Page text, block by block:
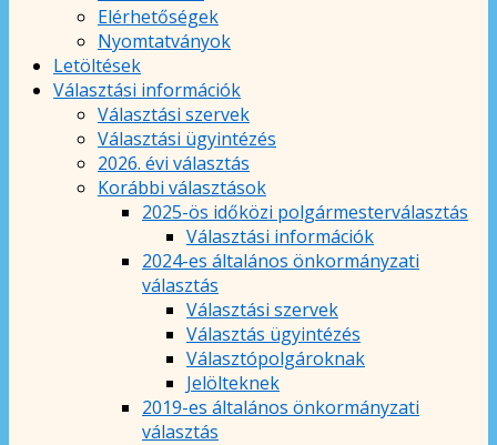
Elérhetőségek
Nyomtatványok
Letöltések
Választási információk
Választási szervek
Választási ügyintézés
2026. évi választás
Korábbi választások
2025-ös időközi polgármesterválasztás
Választási információk
2024-es általános önkormányzati
választás
Választási szervek
Választás ügyintézés
Választópolgároknak
Jelölteknek
2019-es általános önkormányzati
választás